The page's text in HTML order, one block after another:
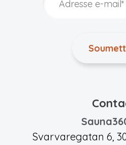
Svarvaregatan 6,